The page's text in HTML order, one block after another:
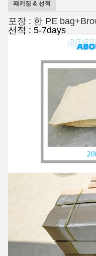
패키징 & 선적
포장 : 한 PE
선적 : 5-7days